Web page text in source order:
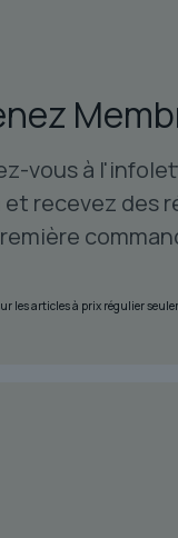
choisies
la
page
vous à
et recevez des
les articles à prix régulier